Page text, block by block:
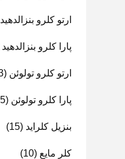
ارتو کلرو بنزالدهید
پارا کلرو بنزالدهید
ارتو کلرو تولوئن (13)
پارا کلرو تولوئن (15)
بنزیل کلراید (15)
کلر مایع (10)